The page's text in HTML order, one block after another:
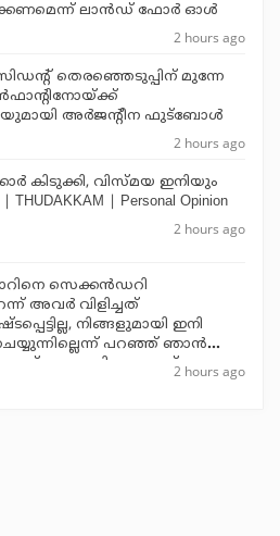
ലാന്‍ഡ് ഫോര്‍ ഓള്‍
2 hours ago
തെരഞ്ഞെടുപ്പിന് മുന്നേ
ഇന്‍ഫാന്റിനോയ്ക്ക്
അര്‍ജന്റീന ഫുട്‌ബോള്‍
2 hours ago
കിടുക്കി, വിസ്മയ ഇനിയും
| Personal Opinion
2 hours ago
സെക്കന്‍ഡറി
അവര്‍ വിളിച്ചത്
നിങ്ങളുമായി ഇനി
പറഞ്ഞ് ഞാന്‍
ജൂഡ് ആന്തണി ജോസഫ്2 hours ago